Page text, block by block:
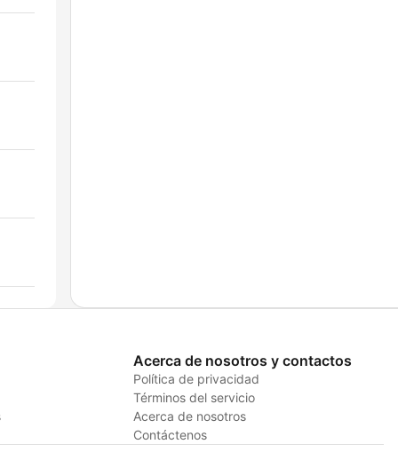
Acerca de nosotros y contactos
Política de privacidad
Términos del servicio
Acerca de nosotros
Contáctenos